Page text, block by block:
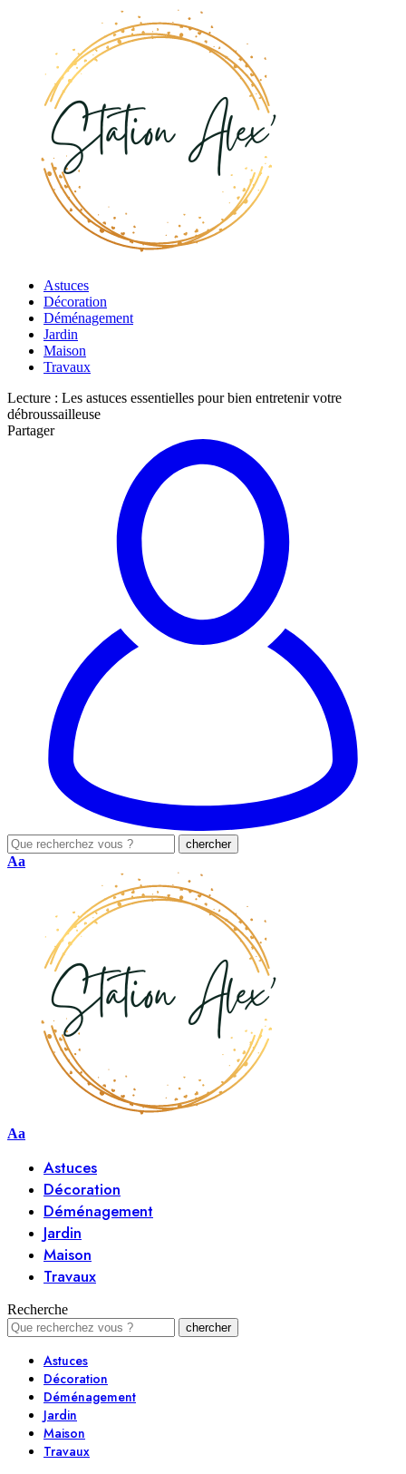
Astuces
Décoration
Déménagement
Jardin
Maison
Travaux
Lecture : Les astuces essentielles pour bien entretenir votre
débroussailleuse
Partager
Aa
Aa
Astuces
Décoration
Déménagement
Jardin
Maison
Travaux
Recherche
Astuces
Décoration
Déménagement
Jardin
Maison
Travaux